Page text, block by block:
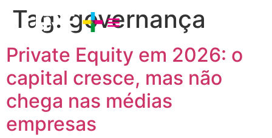
Tag: governança
Private Equity em 2026: o
capital cresce, mas não
chega nas médias
empresas